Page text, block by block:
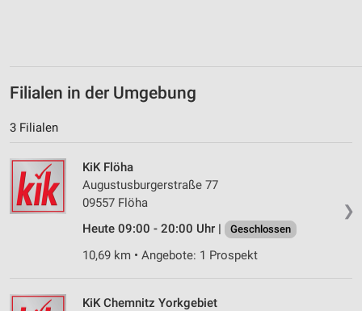
Filialen in der Umgebung
3 Filialen
❯
KiK Flöha
Augustusburgerstraße 77
09557 Flöha
Heute 09:00 - 20:00 Uhr |
Geschlossen
10,69 km • Angebote: 1 Prospekt
KiK Chemnitz Yorkgebiet
Messung der Performance von Inhalten
Analyse von Zielgruppen durch Statistiken oder
Quellen
Entwicklung und Verbesserung der Angebote
Verwendung reduzierter Daten zur Auswahl von
IAB-Besonderheiten: